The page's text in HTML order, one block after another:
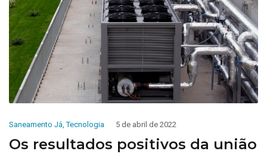
Saneamento Já ,Tecnologia 5 de abril de 2022
Os resultados positivos da união